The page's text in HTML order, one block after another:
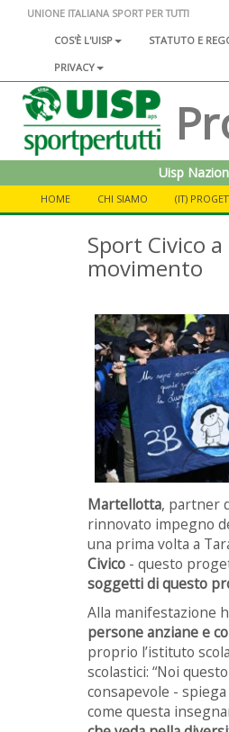
UNIONE ITALIANA SPORT PER TUTTI
COS'È L'UISP
STATUTO E
PRIVACY
Uisp
HOME CHI SIAMO (IT)
Sport Civico
movimento
Martellotta, partner
rinnovato impegno
una prima volta a
Civico - questo
soggetti di questo
Alla manifestazione
persone anziane e
proprio l’istituto
scolastici: “Noi
consapevole - spiega
come questa